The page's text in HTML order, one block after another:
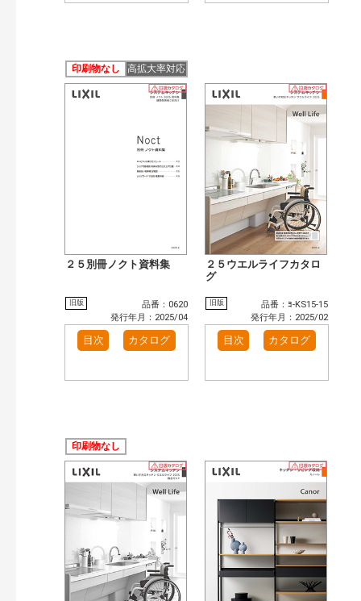
印刷物なし 高拡大率対応
２５別冊ノクト資料集
旧版
品番：0620
発行年月：2025/04
目次 カタログ
２５ウエルライフカタロ
グ
旧版
品番：ﾖ-KS15-15
発行年月：2025/02
目次 カタログ
印刷物なし